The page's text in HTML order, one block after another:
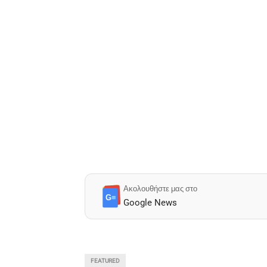
G≡
Ακολουθήστε μας στο
Google News
FEATURED